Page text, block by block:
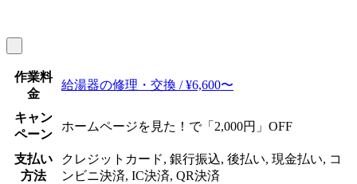
作業料
金
給湯器の修理・交換 / ¥6,600〜
キャン
ペーン
ホームページを見た！で「2,000円」OFF
支払い
方法
クレジットカード, 銀行振込, 後払い, 現金払い, コ
ンビニ決済, IC決済, QR決済